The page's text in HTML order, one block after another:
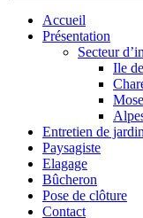
Accueil
Présentation
Secteur
Ile
Entretien de jardin
Paysagiste
Elagage
Bûcheron
Pose de clôture
Contact